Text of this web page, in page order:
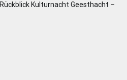
Rückblick Kulturnacht Geesthacht –